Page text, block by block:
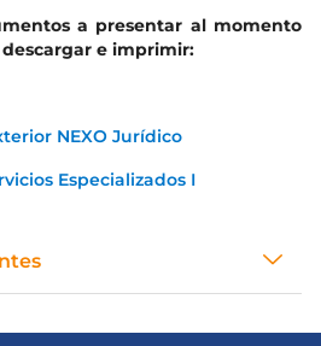
a presentar al momento
e imprimir:
NEXO Jurídico
Especializados I